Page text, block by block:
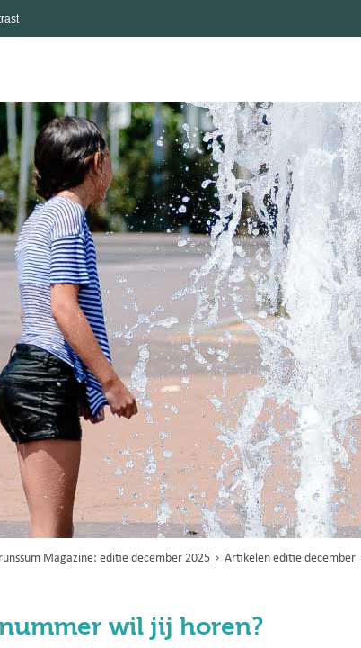
Magazine: editie december 2025 Artikelen editie december
wil jij horen?